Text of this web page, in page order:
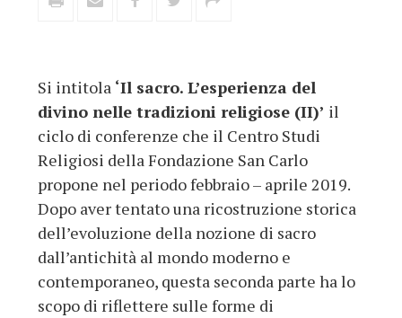
Si intitola ‘Il sacro. L’esperienza del
divino nelle tradizioni religiose (II)’ il
ciclo di conferenze che il Centro Studi
Religiosi della Fondazione San Carlo
propone nel periodo febbraio – aprile 2019.
Dopo aver tentato una ricostruzione storica
dell’evoluzione della nozione di sacro
dall’antichità al mondo moderno e
contemporaneo, questa seconda parte ha lo
scopo di riflettere sulle forme di